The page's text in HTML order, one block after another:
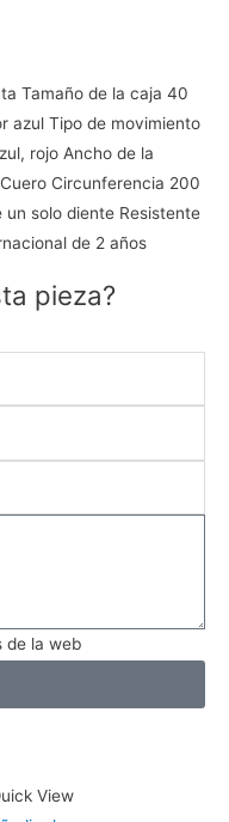
Tamaño de la caja 40
azul Tipo de movimiento
rojo Ancho de la
Circunferencia 200
solo diente Resistente
de 2 años
pieza?
de la web
View